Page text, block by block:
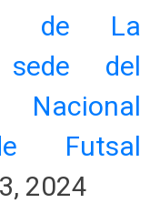
de La
del
Futsal
2024